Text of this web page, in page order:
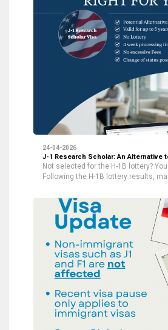
24-04-2026
J-1 Research Scholar: An Alternative
Not selected for the H-1B lottery?
Following the H-1B lottery results,